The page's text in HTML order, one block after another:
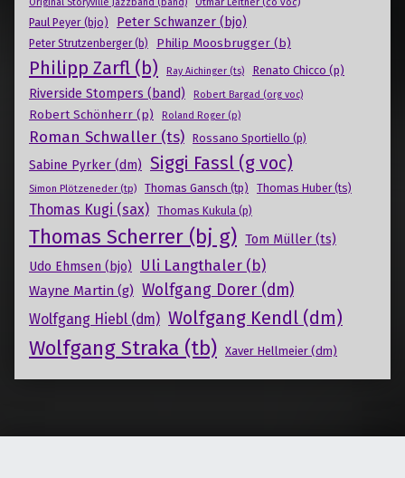
Original Storyville Jazzband (band)
Paul Peyer (bjo) Peter Schwanzer (bjo)
Peter Strutzenberger (b) Philip Moosbrugger (b)
Philipp Zarfl (b) Ray Aichinger (ts) Renato Chicco (p)
Riverside Stompers (band) Robert Bargad (org voc)
Robert Schönherr (p) Roland Roger (p)
Roman Schwaller (ts) Rossano Sportiello (p)
Sabine Pyrker (dm) Siggi Fassl (g voc)
Simon Plötzeneder (tp) Thomas Gansch (tp) Thomas Huber (ts)
Thomas Kugi (sax) Thomas Kukula (p)
Thomas Scherrer (bj g) Tom Müller (ts)
Udo Ehmsen (bjo)
Uli Langthaler (b)
Wayne Martin (g) Wolfgang Dorer (dm)
Wolfgang Hiebl (dm) Wolfgang Kendl (dm)
Wolfgang Straka (tb) Xaver Hellmeier (dm)